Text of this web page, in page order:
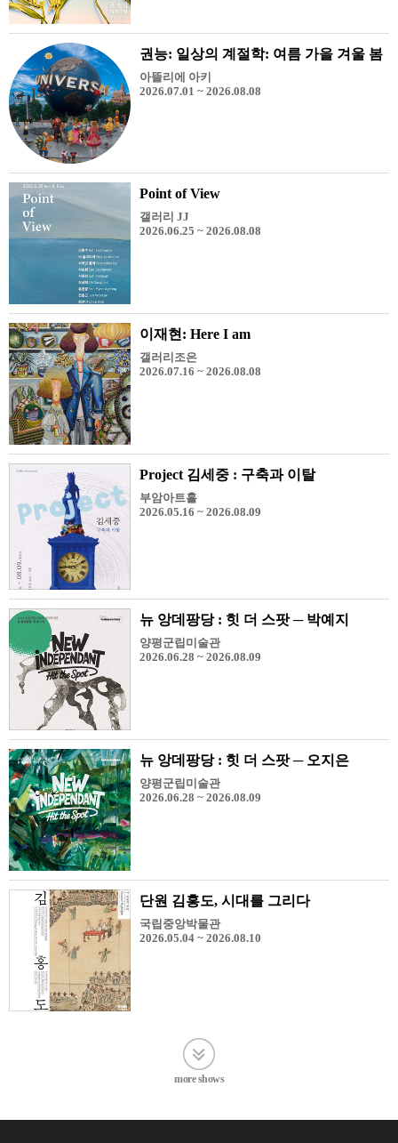
권능: 일상의 계절학: 여름 가을 겨울 봄
아뜰리에 아키
2026.07.01 ~ 2026.08.08
Point of View
갤러리 JJ
2026.06.25 ~ 2026.08.08
이재현: Here I am
갤러리조은
2026.07.16 ~ 2026.08.08
Project 김세중 : 구축과 이탈
부암아트홀
2026.05.16 ~ 2026.08.09
뉴 앙데팡당 : 힛 더 스팟 ─ 박예지
양평군립미술관
2026.06.28 ~ 2026.08.09
뉴 앙데팡당 : 힛 더 스팟 ─ 오지은
양평군립미술관
2026.06.28 ~ 2026.08.09
단원 김홍도, 시대를 그리다
국립중앙박물관
2026.05.04 ~ 2026.08.10
more shows